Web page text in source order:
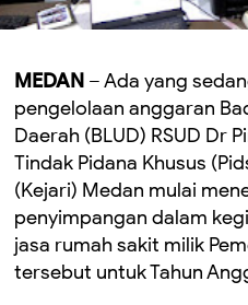
MEDAN – Ada yang
pengelolaan anggaran
Daerah (BLUD) RSUD Dr
Tindak Pidana Khusus
(Kejari) Medan mulai
penyimpangan dalam
jasa rumah sakit milik
tersebut untuk Tahun